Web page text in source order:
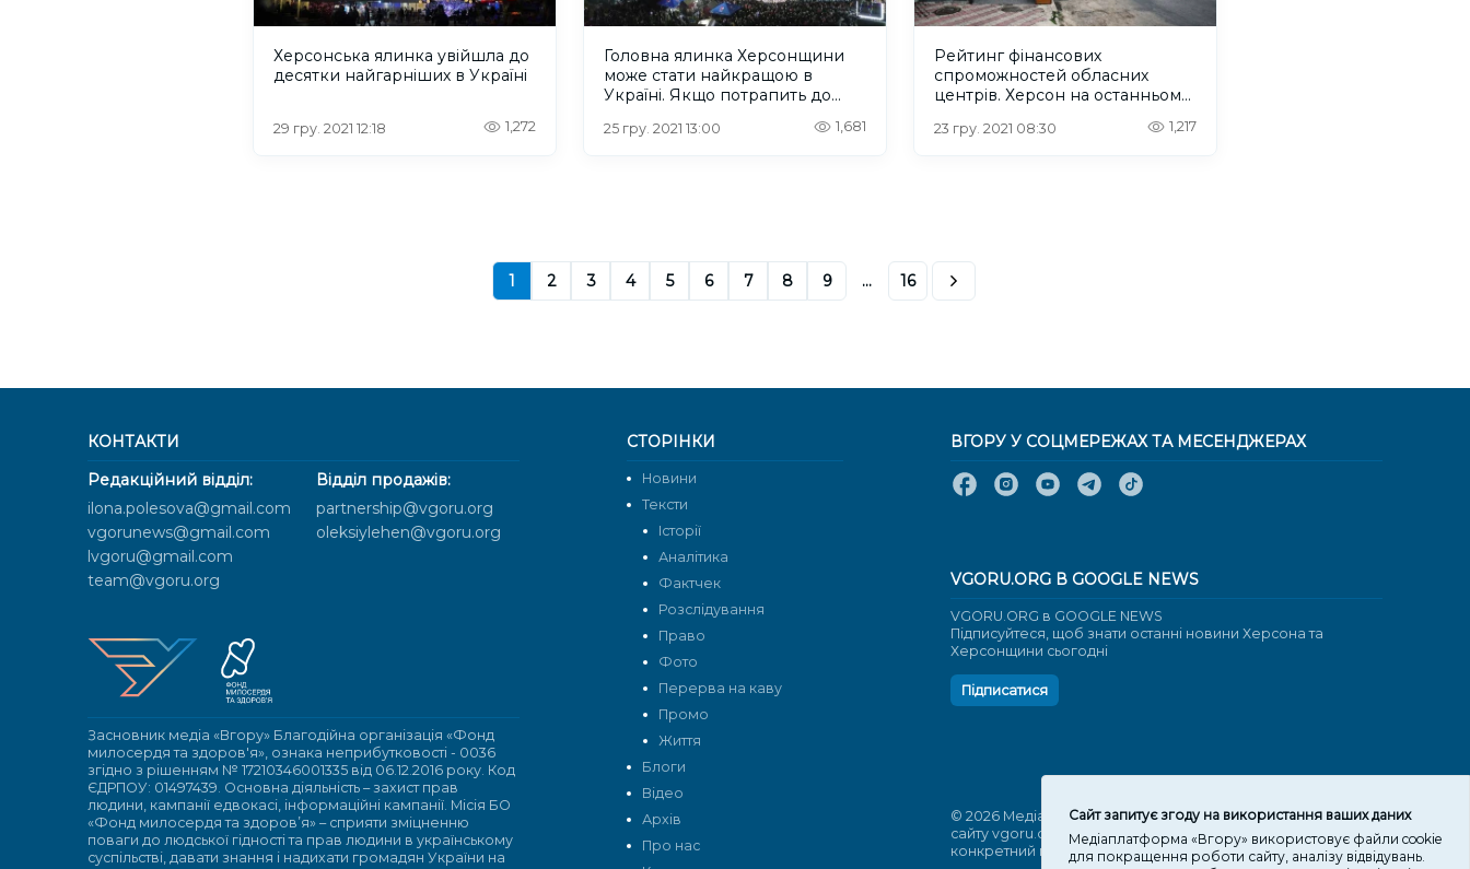
Херсонська ялинка увійшла до
десятки найгарніших в Україні
29 гру. 2021 12:18 1,272
Головна ялинка Херсонщини
може стати найкращою в
Україні. Якщо потрапить до
25 гру. 2021 13:00 1,681
Рейтинг фінансових
спроможностей обласних
центрів. Херсон на останньому
23 гру. 2021 08:30 1,217
1 2 3 4 5 6 7 8 9 ... 16
КОНТАКТИ
Редакційний відділ:
ilona.polesova@gmail.com
vgorunews@gmail.com
lvgoru@gmail.com
team@vgoru.org
Відділ продажів:
partnership@vgoru.org
oleksiylehen@vgoru.org
Засновник медіа «Вгору» Благодійна організація «Фонд
милосердя та здоров'я», ознака неприбутковості - 0036
згідно з рішенням № 17210346001335 від 06.12.2016 року. Код
ЄДРПОУ: 01497439. Основна діяльність – захист прав
людини, кампанії едвокасі, інформаційні кампанії. Місія БО
«Фонд милосердя та здоров’я» – сприяти зміцненню
поваги до людської гідності та прав людини в українському
суспільстві, давати знання і надихати громадян України на
СТОРІНКИ
Новини
Тексти
Історії
Аналітика
Фактчек
Розслідування
Право
Фото
Перерва на каву
Промо
Життя
Блоги
Відео
Архів
Про нас
ВГОРУ У СОЦМЕРЕЖАХ ТА МЕСЕНДЖЕРАХ
VGORU.ORG В GOOGLE NEWS
VGORU.ORG в GOOGLE NEWS
Підписуйтеся, щоб знати останні новини Херсона та
Херсонщини сьогодні
Підписатися
© 2026 Медіаплатформа "Вгору". Використання матеріалів
сайту vgoru.org лише за умови активного посилання на
конкретний матеріал не нижче другого абзацу.
Cайт запитує згоду на використання ваших даних
Медіаплатформа «Вгору» використовує файли cookie
для покращення роботи сайту, аналізу відвідувань.